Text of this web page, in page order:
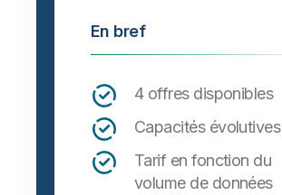
En bref
4 offres disponibles
Capacités évolutives
Tarif en fonction du
volume de données